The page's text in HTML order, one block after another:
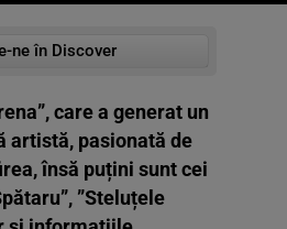
ne în Discover
care a generat un
artistă, pasionată de
însă puțini sunt cei
”Steluțele